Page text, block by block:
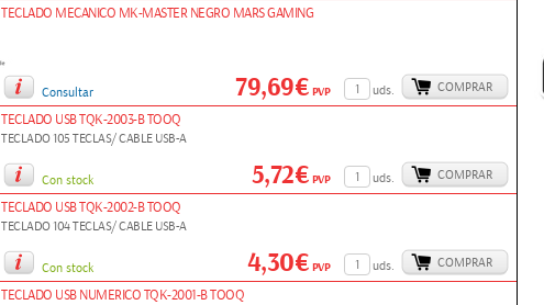
TECLADO MECANICO MK-MASTER NEGRO MARS GAMING
Consultar uds. COMPRAR
79,69€PVP
TECLADO USB TQK-2003-B TOOQ
TECLADO 105 TECLAS/ CABLE USB-A
Con stock uds. COMPRAR
5,72€PVP
TECLADO USB TQK-2002-B TOOQ
TECLADO 104 TECLAS/ CABLE USB-A
Con stock uds. COMPRAR
4,30€PVP
TECLADO USB NUMERICO TQK-2001-B TOOQ